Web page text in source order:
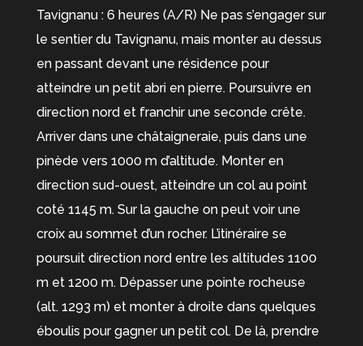
Tavignanu : 6 heures (A/R) Ne pas s’engager sur
le sentier du Tavignanu, mais monter au dessus
en passant devant une résidence pour
atteindre un petit abri en pierre. Poursuivre en
direction nord et franchir une seconde crête.
Arriver dans une châtaigneraie, puis dans une
pinède vers 1000 m d’altitude. Monter en
direction sud-ouest, atteindre un col au point
coté 1145 m. Sur la gauche on peut voir une
croix au sommet d’un rocher. L’itinéraire se
poursuit direction nord entre les altitudes 1100
m et 1200 m. Dépasser une pointe rocheuse
(alt. 1293 m) et monter à droite dans quelques
éboulis pour gagner un petit col. De là, prendre